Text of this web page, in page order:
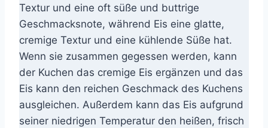
Textur und eine oft süße und buttrige
Geschmacksnote, während Eis eine glatte,
cremige Textur und eine kühlende Süße hat.
Wenn sie zusammen gegessen werden, kann
der Kuchen das cremige Eis ergänzen und das
Eis kann den reichen Geschmack des Kuchens
ausgleichen. Außerdem kann das Eis aufgrund
seiner niedrigen Temperatur den heißen, frisch